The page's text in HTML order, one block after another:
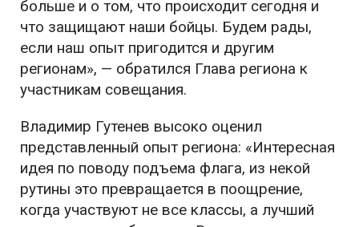
больше и о том, что происходит сегодня и
что защищают наши бойцы. Будем рады,
если наш опыт пригодится и другим
регионам», — обратился Глава региона к
участникам совещания.
Владимир Гутенев высоко оценил
представленный опыт региона: «Интересная
идея по поводу подъема флага, из некой
рутины это превращается в поощрение,
когда участвуют не все классы, а лучший